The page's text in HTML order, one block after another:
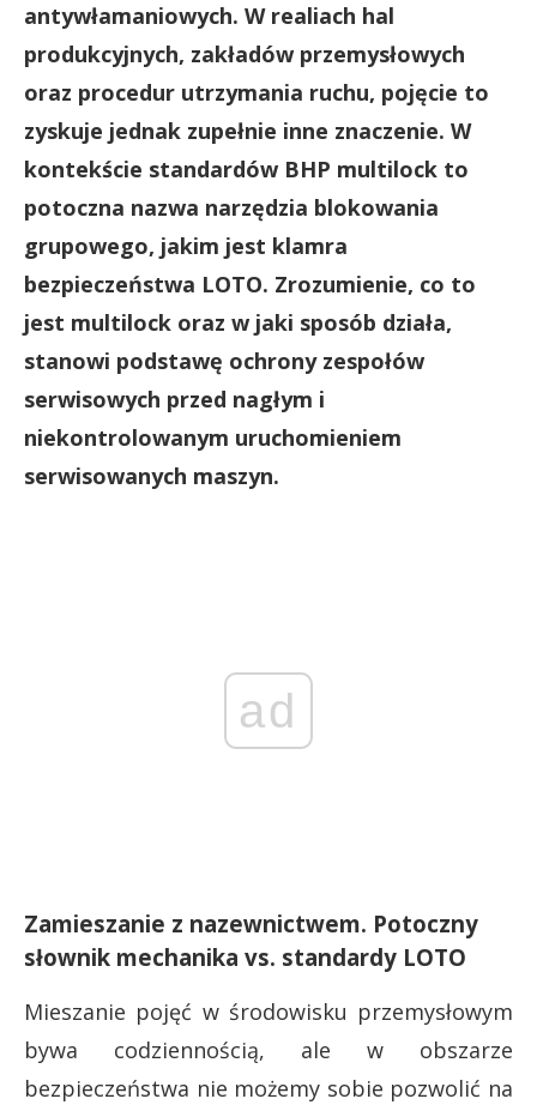
antywłamaniowych. W realiach hal
produkcyjnych, zakładów przemysłowych
oraz procedur utrzymania ruchu, pojęcie to
zyskuje jednak zupełnie inne znaczenie. W
kontekście standardów BHP multilock to
potoczna nazwa narzędzia blokowania
grupowego, jakim jest klamra
bezpieczeństwa LOTO. Zrozumienie, co to
jest multilock oraz w jaki sposób działa,
stanowi podstawę ochrony zespołów
serwisowych przed nagłym i
niekontrolowanym uruchomieniem
serwisowanych maszyn.
ad
Zamieszanie z nazewnictwem. Potoczny
słownik mechanika vs. standardy LOTO
Mieszanie pojęć w środowisku przemysłowym
bywa codziennością, ale w obszarze
bezpieczeństwa nie możemy sobie pozwolić na